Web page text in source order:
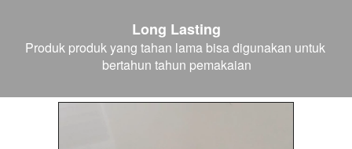
Long Lasting
Produk produk yang tahan lama bisa digunakan untuk
bertahun tahun pemakaian